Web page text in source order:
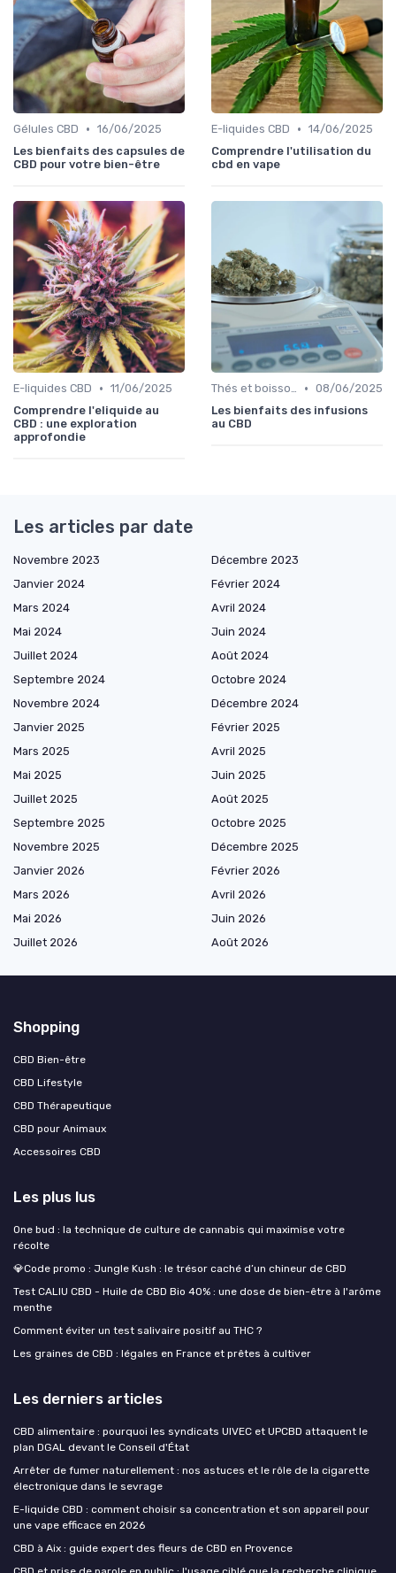
Gélules CBD • 16/06/2025
Les bienfaits des capsules de
CBD pour votre bien-être
E-liquides CBD • 14/06/2025
Comprendre l'utilisation du
cbd en vape
E-liquides CBD • 11/06/2025
Comprendre l'eliquide au
CBD : une exploration
approfondie
Thés et boissons infusés • 08/06/2025
Les bienfaits des infusions
au CBD
Les articles par date
Novembre 2023
Décembre 2023
Janvier 2024
Février 2024
Mars 2024
Avril 2024
Mai 2024
Juin 2024
Juillet 2024
Août 2024
Septembre 2024
Octobre 2024
Novembre 2024
Décembre 2024
Janvier 2025
Février 2025
Mars 2025
Avril 2025
Mai 2025
Juin 2025
Juillet 2025
Août 2025
Septembre 2025
Octobre 2025
Novembre 2025
Décembre 2025
Janvier 2026
Février 2026
Mars 2026
Avril 2026
Mai 2026
Juin 2026
Juillet 2026
Août 2026
Shopping
CBD Bien-être
CBD Lifestyle
CBD Thérapeutique
CBD pour Animaux
Accessoires CBD
Les plus lus
One bud : la technique de culture de cannabis qui maximise votre
récolte
💎Code promo : Jungle Kush : le trésor caché d’un chineur de CBD
Test CALIU CBD - Huile de CBD Bio 40% : une dose de bien-être à l'arôme
menthe
Comment éviter un test salivaire positif au THC ?
Les graines de CBD : légales en France et prêtes à cultiver
Les derniers articles
CBD alimentaire : pourquoi les syndicats UIVEC et UPCBD attaquent le
plan DGAL devant le Conseil d'État
Arrêter de fumer naturellement : nos astuces et le rôle de la cigarette
électronique dans le sevrage
E-liquide CBD : comment choisir sa concentration et son appareil pour
une vape efficace en 2026
CBD à Aix : guide expert des fleurs de CBD en Provence